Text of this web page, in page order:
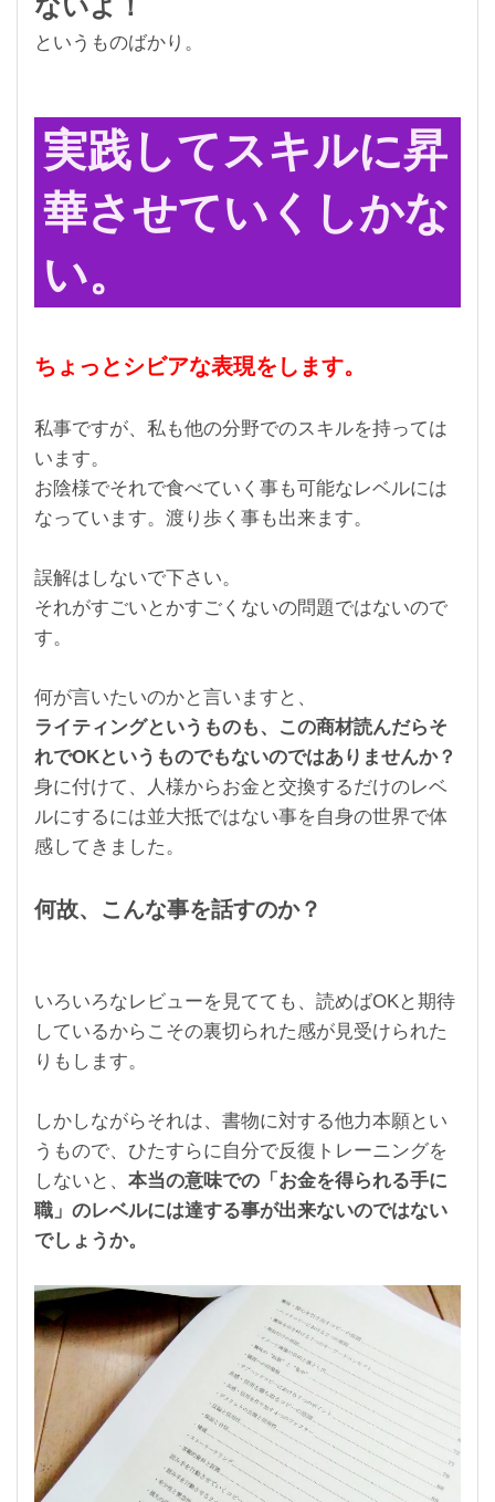
というものばかり。
実践してスキルに昇
華させていくしかな
い。
ちょっとシビアな表現をします。
私事ですが、私も他の分野でのスキルを持っては
います。
お陰様でそれで食べていく事も可能なレベルには
なっています。渡り歩く事も出来ます。
誤解はしないで下さい。
それがすごいとかすごくないの問題ではないので
す。
何が言いたいのかと言いますと、
ライティングというものも、この商材読んだらそ
れでOKというものでもないのではありませんか？
身に付けて、人様からお金と交換するだけのレベ
ルにするには並大抵ではない事を自身の世界で体
感してきました。
何故、こんな事を話すのか？
いろいろなレビューを見てても、読めばOKと期待
しているからこその裏切られた感が見受けられた
りもします。
しかしながらそれは、書物に対する他力本願とい
うもので、ひたすらに自分で反復トレーニングを
しないと、 本当の意味での「お金を得られる手に
職」のレベルには達する事が出来ないのではない
でしょうか。